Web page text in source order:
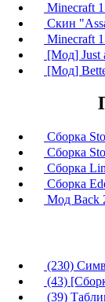
Minecraft
Скин
Minecraft
[Мод] Just
[Мод]
Сборка
Сборка
Сборка
Сборка
Мод Back
(230)
(43)
(39)